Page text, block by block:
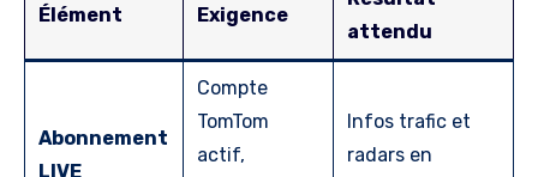
Élément Exigence
attendu
Abonnement
LIVE
Compte
TomTom
actif,
Infos trafic et
radars en